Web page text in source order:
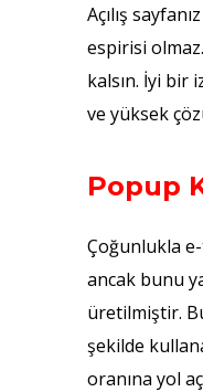
Açılış
espirisi
kalsın. İyi bir
ve yüksek
Popup
Çoğunlukla
ancak bunu
üretilmiştir.
şekilde
oranına yol